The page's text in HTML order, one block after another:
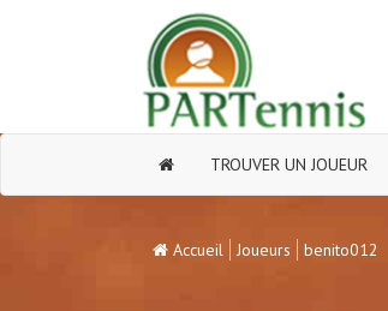
TROUVER UN JOUEUR
Accueil Joueurs benito012